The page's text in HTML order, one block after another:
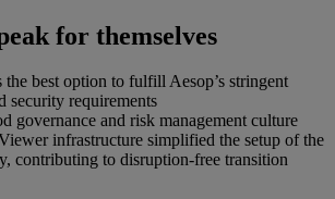
for themselves
the best option to fulfill Aesop’s stringent
security requirements
governance and risk management culture
infrastructure simplified the setup of the
contributing to disruption-free transition